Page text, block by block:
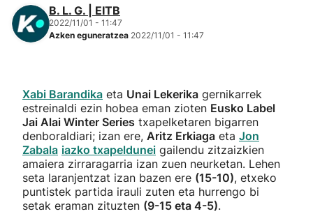
B. L. G. | EITB
2022/11/01 - 11:47
Azken eguneratzea 2022/11/01 - 11:47
Xabi Barandika eta Unai Lekerika gernikarrek
estreinaldi ezin hobea eman zioten Eusko Label
Jai Alai Winter Series txapelketaren bigarren
denboraldiari; izan ere, Aritz Erkiaga eta Jon
Zabala iazko txapeldunei gailendu zitzaizkien
amaiera zirraragarria izan zuen neurketan. Lehen
seta laranjentzat izan bazen ere (15-10), etxeko
puntistek partida irauli zuten eta hurrengo bi
setak eraman zituzten (9-15 eta 4-5).